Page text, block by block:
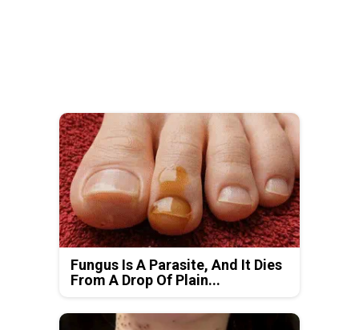
Fungus Is A Parasite, And It Dies
From A Drop Of Plain...